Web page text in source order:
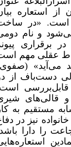
استعاره بیان
است. «در ساخت
و نام دومی
برقراری پیوند
عقلی مهم است
می‌آید» (صفوی،
قالی دست‌باف از دو
است.
قالی‌های شیری
مستقیم به کار
نیز در دفاع
را دارا باشد.
استعاره‌هایی